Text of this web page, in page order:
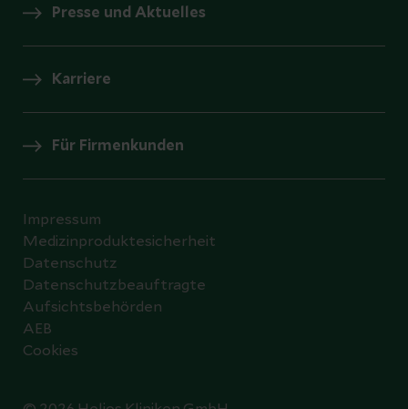
Presse und Aktuelles
Karriere
Für Firmenkunden
Impressum
Medizinproduktesicherheit
Datenschutz
Datenschutzbeauftragte
Aufsichtsbehörden
AEB
Cookies